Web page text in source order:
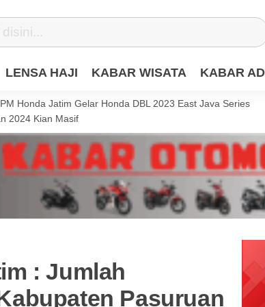
LENSA HAJI KABAR WISATA KABAR
Honda Jatim Gelar Honda DBL 2023 East Java Series
2024 Kian Masif
: Jumlah
Pasuruan